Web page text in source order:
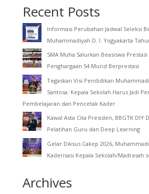
Recent Posts
Informasi Perubahan Jadwal Seleksi
Muhammadiyah D. I. Yogyakarta
SMA Muha Salurkan Beasiswa
Penghargaan 54 Murid Berprestasi
Tegaskan Visi Pendidikan
Santosa: Kepala Sekolah Harus Jadi
Pembelajaran dan Pencetak Kader
Kawal Asta Cita Presiden, BBGTK DIY
Pelatihan Guru dan Deep Learning
Gelar Diksus Cakep 2026,
Kaderisasi Kepala Sekolah/Madrasah
Archives